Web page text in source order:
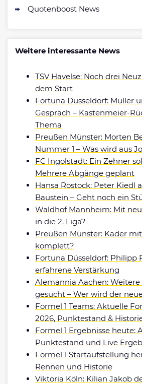
Quotenboost News
Weitere interessante News
TSV Havelse: Noch drei
dem Start
Fortuna Düsseldorf: Müller
Gespräch – Kastenmeier-
Thema
Preußen Münster: Morten
Nummer 1 – Was wird aus
FC Ingolstadt: Ein Zehner
Mehrere Abgänge geplant
Hansa Rostock: Peter Kiedl
Baustein – Geht noch ein
Waldhof Mannheim: Mit
in die 2. Liga?
Preußen Münster: Kader
komplett?
Fortuna Düsseldorf: Philipp
erfahrene Verstärkung
Alemannia Aachen:
gesucht – Wer wird der
Formel 1 Teams: Aktuelle
2026, Punktestand &
Formel 1 Ergebnisse heute:
Punktestand und Live
Formel 1 Startaufstellung
Rennen und Historie
Viktoria Köln: Kilian Jakob